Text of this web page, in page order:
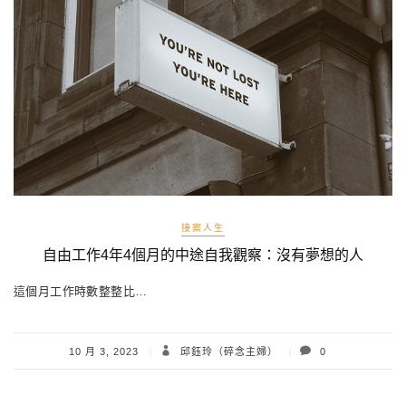
接案人生
自由工作4年4個月的中途自我觀察：沒有夢想的人
這個月工作時數整整比…
10 月 3, 2023 邱鈺玲（碎念主婦） 0